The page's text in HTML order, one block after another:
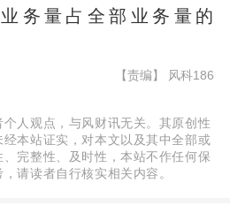
务量占全部业务量的
【责编】 风科186
人观点，与风财讯无关。其原创性
本站证实，对本文以及其中全部或
完整性、及时性，本站不作任何保
请读者自行核实相关内容。